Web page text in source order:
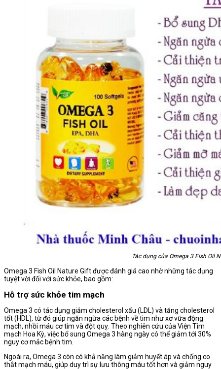
Tác dụng của Omega 3 Fish Oil
Omega 3 Fish Oil Nature Gift được đánh giá cao nhờ những tác dụng
tuyệt vời đối với sức khỏe, bao gồm:
Hỗ trợ sức khỏe tim mạch
Omega 3 có tác dụng giảm cholesterol xấu (LDL) và tăng cholesterol
tốt (HDL), từ đó giúp ngăn ngừa các bệnh về tim như xơ vữa động
mạch, nhồi máu cơ tim và đột quỵ. Theo nghiên cứu của Viện Tim
mạch Hoa Kỳ, việc bổ sung Omega 3 hàng ngày có thể giảm tới 30%
nguy cơ mắc bệnh tim.
Ngoài ra, Omega 3 còn có khả năng làm giảm huyết áp và chống co
thắt mạch máu, giúp duy trì sự lưu thông máu tốt hơn và giảm nguy